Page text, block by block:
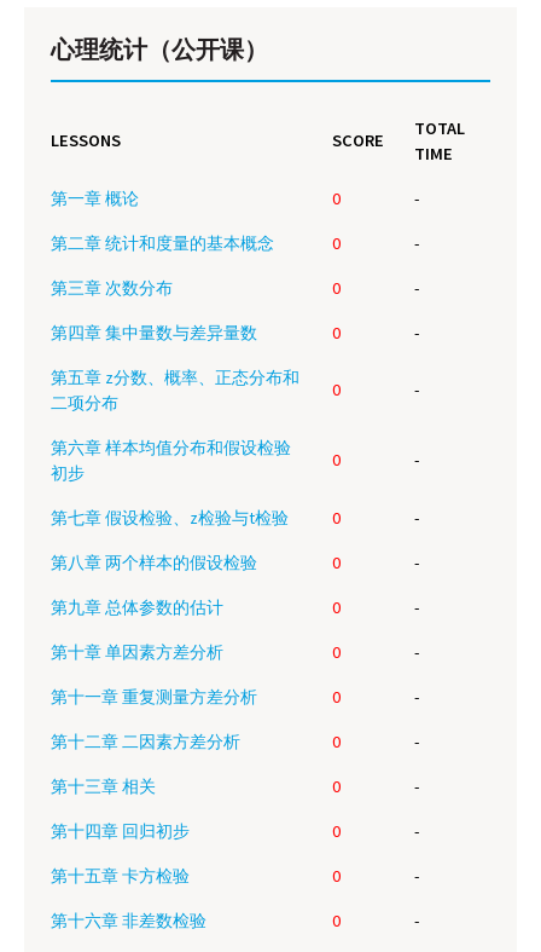
心理统计（公开课）
LESSONS SCORE
TOTAL
TIME
第一章 概论 0 -
第二章 统计和度量的基本概念 0 -
第三章 次数分布 0 -
第四章 集中量数与差异量数 0 -
第五章 z分数、概率、正态分布和
二项分布
0 -
第六章 样本均值分布和假设检验
初步
0 -
第七章 假设检验、z检验与t检验 0 -
第八章 两个样本的假设检验 0 -
第九章 总体参数的估计 0 -
第十章 单因素方差分析 0 -
第十一章 重复测量方差分析 0 -
第十二章 二因素方差分析 0 -
第十三章 相关 0 -
第十四章 回归初步 0 -
第十五章 卡方检验 0 -
第十六章 非差数检验 0 -